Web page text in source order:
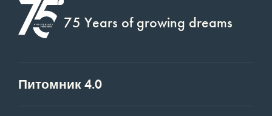
75 Years of growing dreams
Питомник 4.0